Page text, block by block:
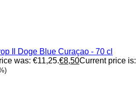
Il Doge Blue Curaçao - 70 cl
was: €11,25.€8,50Current price is: